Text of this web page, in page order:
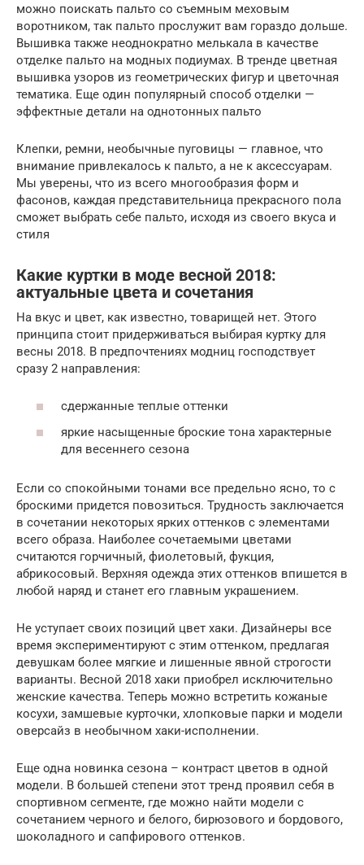
можно поискать пальто со съемным меховым
воротником, так пальто прослужит вам гораздо дольше.
Вышивка также неоднократно мелькала в качестве
отделке пальто на модных подиумах. В тренде цветная
вышивка узоров из геометрических фигур и цветочная
тематика. Еще один популярный способ отделки —
эффектные детали на однотонных пальто
Клепки, ремни, необычные пуговицы — главное, что
внимание привлекалось к пальто, а не к аксессуарам.
Мы уверены, что из всего многообразия форм и
фасонов, каждая представительница прекрасного пола
сможет выбрать себе пальто, исходя из своего вкуса и
стиля
Какие куртки в моде весной 2018:
актуальные цвета и сочетания
На вкус и цвет, как известно, товарищей нет. Этого
принципа стоит придерживаться выбирая куртку для
весны 2018. В предпочтениях модниц господствует
сразу 2 направления:
сдержанные теплые оттенки
яркие насыщенные броские тона характерные
для весеннего сезона
Если со спокойными тонами все предельно ясно, то с
броскими придется повозиться. Трудность заключается
в сочетании некоторых ярких оттенков с элементами
всего образа. Наиболее сочетаемыми цветами
считаются горчичный, фиолетовый, фукция,
абрикосовый. Верхняя одежда этих оттенков впишется в
любой наряд и станет его главным украшением.
Не уступает своих позиций цвет хаки. Дизайнеры все
время экспериментируют с этим оттенком, предлагая
девушкам более мягкие и лишенные явной строгости
варианты. Весной 2018 хаки приобрел исключительно
женские качества. Теперь можно встретить кожаные
косухи, замшевые курточки, хлопковые парки и модели
оверсайз в необычном хаки-исполнении.
Еще одна новинка сезона – контраст цветов в одной
модели. В большей степени этот тренд проявил себя в
спортивном сегменте, где можно найти модели с
сочетанием черного и белого, бирюзового и бордового,
шоколадного и сапфирового оттенков.